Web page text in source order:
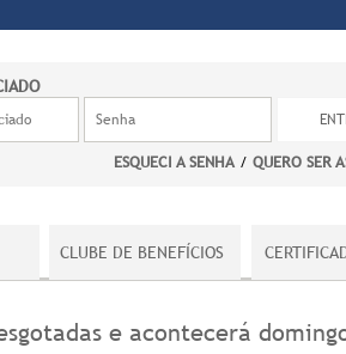
ESQUECI A SENHA/ QUERO SER
CLUBE DE BENEFÍCIOS
e acontecerá